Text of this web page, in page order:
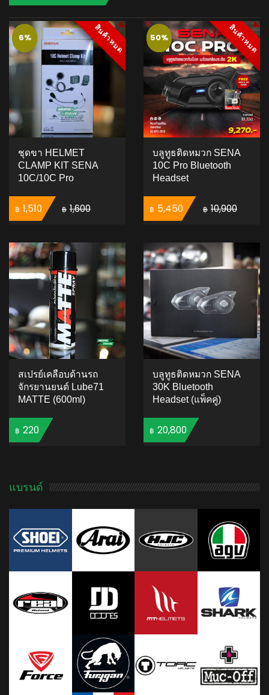
สินค้าหมด
6% สินค้าหมด
6%
ชุดขา HELMET
CLAMP KIT SENA
10C/10C Pro
฿ 1,600
Original price was: ฿1,600.
฿ 1,510
Current price is: ฿1,510.
5.00out of
5
based on
4
customer
ratings
ADD TO CART
สินค้าหมด
50% สินค้าหมด
50%
บลูทูธติดหมวก SENA
10C Pro Bluetooth
Headset
฿ 10,900
Original price was: ฿10,900.
฿ 5,450
สเปรย์เคลือบด้านรถ
จักรยานยนต์ Lube71
MATTE (600ml)
฿ 220
บลูทูธติดหมวก SENA
30K Bluetooth
Headset (แพ็คคู่)
฿ 20,800
customer
ADD TO CART
แบรนด์